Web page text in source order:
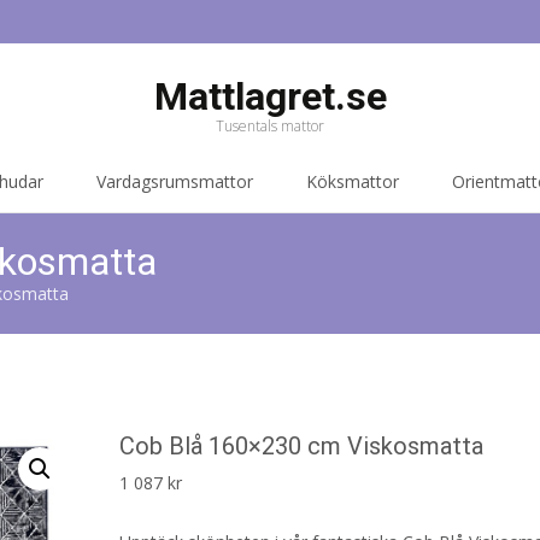
Mattlagret.se
Tusentals mattor
Vardagsrumsmattor Köksmattor
Cob Blå 160×230 cm Viskosmatta
1 087kr